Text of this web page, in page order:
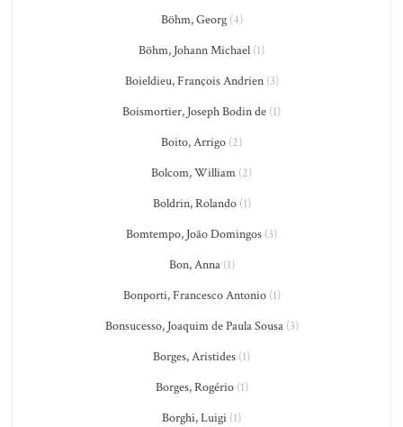
Böhm, Georg(4)
Böhm, Johann Michael (1)
Boieldieu, François Andrien(3)
Boismortier, Joseph Bodin de (1)
Boito, Arrigo (2)
Bolcom, William (2)
Boldrin, Rolando(1)
Bomtempo, João Domingos (3)
Bon, Anna(1)
Bonporti, Francesco Antonio(1)
Bonsucesso, Joaquim de Paula Sousa(3)
Borges, Aristides (1)
Borges, Rogério(1)
Borghi, Luigi (1)